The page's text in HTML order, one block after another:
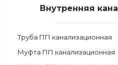
Внутренняя
Труба ПП канализационная
Муфта ПП канализационная